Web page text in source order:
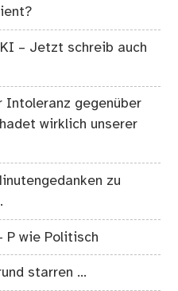
– Jetzt schreib auch
Intoleranz gegenüber
wirklich unserer
zu
P wie Politisch
starren …